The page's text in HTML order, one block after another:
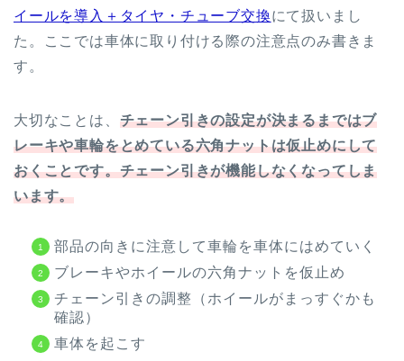
イールを導入＋タイヤ・チューブ交換にて扱いまし
た。ここでは車体に取り付ける際の注意点のみ書きま
す。
大切なことは、 チェーン引きの設定が決まるまではブ
レーキや車輪をとめている六角ナットは仮止めにして
おくことです。チェーン引きが機能しなくなってしま
います。
部品の向きに注意して車輪を車体にはめていく
ブレーキやホイールの六角ナットを仮止め
チェーン引きの調整（ホイールがまっすぐかも
確認）
車体を起こす